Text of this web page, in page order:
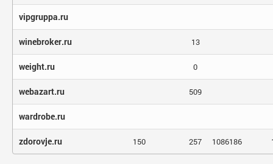
vipgruppa.ru
winebroker.ru 13
weight.ru 0
webazart.ru 509
wardrobe.ru
zdorovje.ru 150 257 1086186